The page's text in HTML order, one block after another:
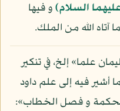
السلام)و فيها
الله من الملك.
علما» إلخ، في تنكير
أشير فيه إلى علم داود
الحكمة و فصل الخطاب»: